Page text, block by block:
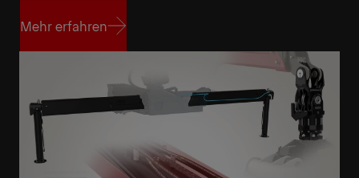
Mehr erfahren